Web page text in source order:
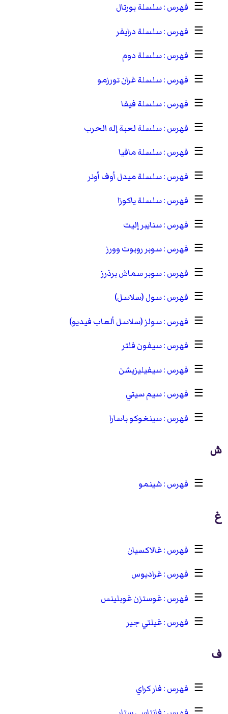
☰
سلسلة بورتال
☰
سلسلة درايفر
☰
سلسلة دوم
☰
سلسلة غران تورزمو
☰
سلسلة فيفا
☰
سلسلة لعبة إله الحرب
☰
سلسلة مافيا
☰
سلسلة ميدل أوف أونر
☰
سلسلة ياكوزا
☰
سنايبر إليت
☰
سوبر روبوت وورز
☰
سوبر سماش برذرز
☰
سول (سلاسل)
☰
سولز (سلاسل ألعاب فيديو)
☰
سيفون فلتر
☰
سيفيليزيشن
☰
سيم سيتي
☰
سينغوكو باسارا
ش
☰ شينمو
غ
☰
غالاكسيان
☰
غراديوس
☰
غوستزن غوبلينس
☰
غيلتي جير
ف
☰
فار كراي